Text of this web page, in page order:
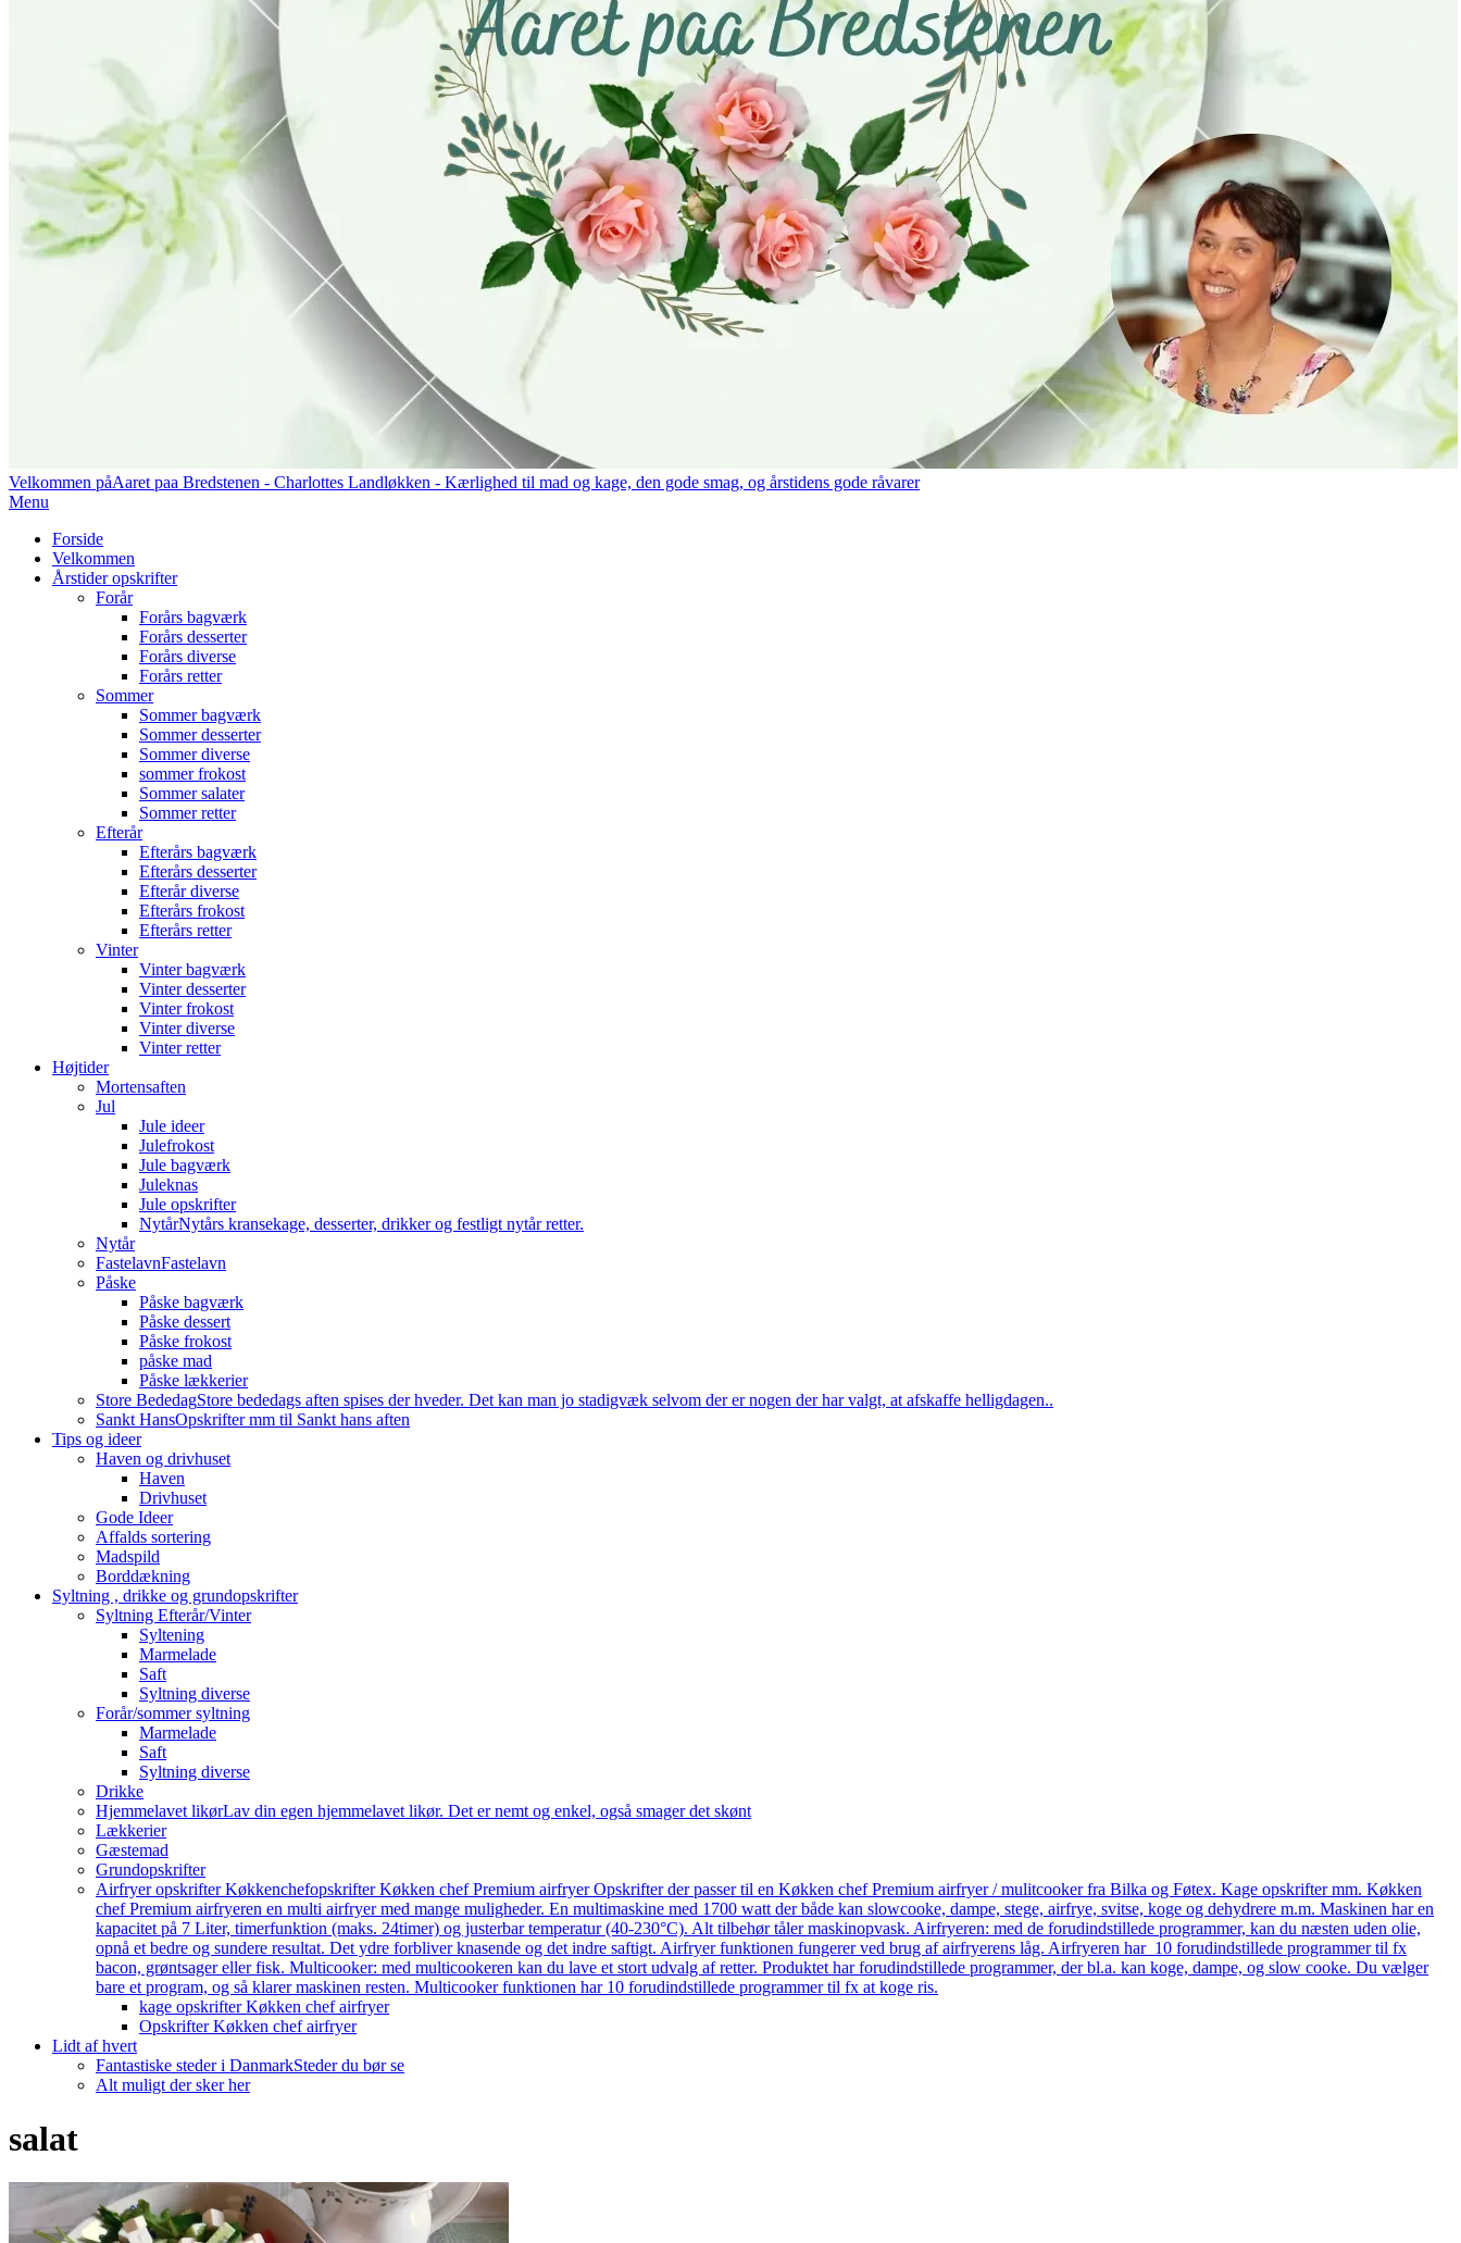
Velkommen påAaret paa Bredstenen - Charlottes Landløkken - Kærlighed til mad og kage, den gode smag, og årstidens gode råvarer
Primary
Menu
Menu
Forside
Velkommen
Årstider opskrifter
Forår
Forårs bagværk
Forårs desserter
Forårs diverse
Forårs retter
Sommer
Sommer bagværk
Sommer desserter
Sommer diverse
sommer frokost
Sommer salater
Sommer retter
Efterår
Efterårs bagværk
Efterårs desserter
Efterår diverse
Efterårs frokost
Efterårs retter
Vinter
Vinter bagværk
Vinter desserter
Vinter frokost
Vinter diverse
Vinter retter
Højtider
Mortensaften
Jul
Jule ideer
Julefrokost
Jule bagværk
Juleknas
Jule opskrifter
NytårNytårs kransekage, desserter, drikker og festligt nytår retter.
Nytår
FastelavnFastelavn
Påske
Påske bagværk
Påske dessert
Påske frokost
påske mad
Påske lækkerier
Store BededagStore bededags aften spises der hveder. Det kan man jo stadigvæk selvom der er nogen der har valgt, at afskaffe helligdagen..
Sankt HansOpskrifter mm til Sankt hans aften
Tips og ideer
Haven og drivhuset
Haven
Drivhuset
Gode Ideer
Affalds sortering
Madspild
Borddækning
Syltning , drikke og grundopskrifter
Syltning Efterår/Vinter
Syltening
Marmelade
Saft
Syltning diverse
Forår/sommer syltning
Marmelade
Saft
Syltning diverse
Drikke
Hjemmelavet likørLav din egen hjemmelavet likør. Det er nemt og enkel, også smager det skønt
Lækkerier
Gæstemad
Grundopskrifter
Airfryer opskrifter Køkkenchefopskrifter Køkken chef Premium airfryer Opskrifter der passer til en Køkken chef Premium airfryer / mulitcooker fra Bilka og Føtex. Kage opskrifter mm. Køkken
chef Premium airfryeren en multi airfryer med mange muligheder. En multimaskine med 1700 watt der både kan slowcooke, dampe, stege, airfrye, svitse, koge og dehydrere m.m. Maskinen har en
kapacitet på 7 Liter, timerfunktion (maks. 24timer) og justerbar temperatur (40-230°C). Alt tilbehør tåler maskinopvask. Airfryeren: med de forudindstillede programmer, kan du næsten uden olie,
opnå et bedre og sundere resultat. Det ydre forbliver knasende og det indre saftigt. Airfryer funktionen fungerer ved brug af airfryerens låg. Airfryeren har 10 forudindstillede programmer til fx
bacon, grøntsager eller fisk. Multicooker: med multicookeren kan du lave et stort udvalg af retter. Produktet har forudindstillede programmer, der bl.a. kan koge, dampe, og slow cooke. Du vælger
bare et program, og så klarer maskinen resten. Multicooker funktionen har 10 forudindstillede programmer til fx at koge ris.
kage opskrifter Køkken chef airfryer
Opskrifter Køkken chef airfryer
Lidt af hvert
Fantastiske steder i DanmarkSteder du bør se
Alt muligt der sker her
salat